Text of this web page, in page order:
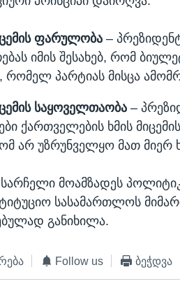
ფარულობა –
იმის შესახებ, რომ
რომელ პარტიას მისცა
საყოველთაობა –
ქართველების ხმის
არ უზრუნველყო მათ მიერ
მოამზადეს
სასამართლოს
განიხილა.
Follow us ბეჭდვა